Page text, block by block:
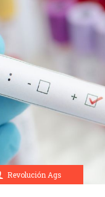
Revolución Ags